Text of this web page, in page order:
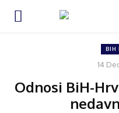
BIH
14
Odnosi BiH-